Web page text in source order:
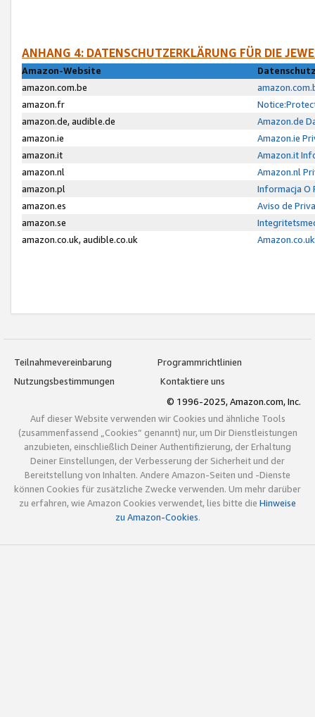
ANHANG 4: DATENSCHUTZERKLÄRUNG FÜR DIE
Amazon-Website
amazon.com.be
amazon.fr
amazon.de, audible.de
Amazon.de
amazon.ie
Amazon.ie
amazon.it
Amazon.it
amazon.nl
Amazon.nl
amazon.pl
Informacja O
amazon.es
Aviso de
amazon.se
amazon.co.uk, audible.co.uk
Teilnahmevereinbarung
Programmrichtlinien
Nutzungsbestimmungen
Kontaktiere uns
© 1996-2025, Amazon.com, Inc.
Auf dieser Website verwenden wir Cookies und ähnliche Tools
(zusammenfassend „Cookies“ genannt) nur, um Dir Dienstleistungen
anzubieten, einschließlich Deiner Authentifizierung, der Erhaltung
Deiner Einstellungen, der Verbesserung der Sicherheit und der
Bereitstellung von Inhalten. Andere Amazon-Seiten und -Dienste
können Cookies für zusätzliche Zwecke verwenden. Um mehr darüber
zu erfahren, wie Amazon Cookies verwendet, lies bitte die Hinweise
zu Amazon-Cookies.